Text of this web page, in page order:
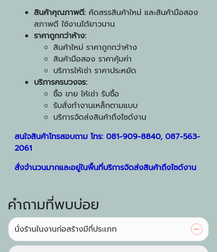
สินค้าคุณภาพดี: คัดสรรสินค้าใหม่ และสินค้ามือสอง
สภาพดี ใช้งานได้ยาวนาน
ราคาถูกกว่าห้าง:
สินค้าใหม่ ราคาถูกกว่าห้าง
สินค้ามือสอง ราคาคุ้มค่า
บริการให้เช่า ราคาประหยัด
บริการครบวงจร:
ซื้อ ขาย ให้เช่า รับซื้อ
รับสั่งทำงานเหล็กตามแบบ
บริการจัดส่งสินค้าถึงไซด์งาน
สนใจสินค้าโทรสอบถาม โทร: 081-909-8840, 087-563-
2061
สั่งจำนวนมากและอยู่ในพื้นที่บริการจัดส่งสินค้าถึงไซด์งาน
คำถามที่พบบ่อย
นั่งร้านในงานก่อสร้างมีกี่ประเภท